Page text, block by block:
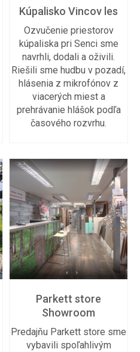
Kúpalisko Vincov les
Ozvučenie priestorov
kúpaliska pri Senci sme
navrhli, dodali a oživili.
Riešili sme hudbu v pozadí,
hlásenia z mikrofónov z
viacerých miest a
prehrávanie hlášok podľa
časového rozvrhu.
Parkett store
Showroom
Predajňu Parkett store sme
vybavili spoľahlivým